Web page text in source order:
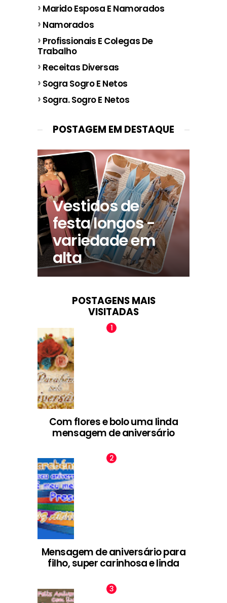
Marido Esposa E Namorados
Namorados
Profissionais E Colegas De
Trabalho
Receitas Diversas
Sogra Sogro E Netos
Sogra. Sogro E Netos
POSTAGEM EM DESTAQUE
Vestidos de
festa longos -
variedade em
alta
POSTAGENS MAIS
VISITADAS
Com flores e bolo uma linda
mensagem de aniversário
Mensagem de aniversário para
filho, super carinhosa e linda